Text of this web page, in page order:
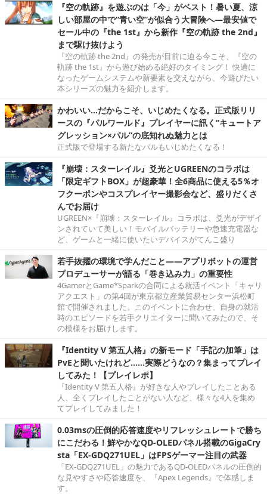
『空の軌跡』を遊ぶのは「今」がベスト！暑い夏、涼
しい部屋の中で“青い空”が似合う大冒険へ―最安値で
セール中の『the 1st』から新作『空の軌跡 the 2nd』
まで駆け抜けよう
『空の軌跡 the 2nd』の発売が目前に迫る今こそ、『空の
軌跡 the 1st』から遊び始める絶好のタイミング！ 快適に
なったゲームシステムや新要素を交えながら、今遊びたい
本シリーズの魅力を紹介します。
かわいい…だからこそ、いじめたくなる。正式版リリ
ースの『パルワールド』プレイヤーに訊く“キュートア
グレッション×パル”の底知れぬ魅力とは
正式版で登場する新たなパルもいじめたくなる！
『崩壊：スターレイル』爻光とUGREENのコラボは
「限定ギフトBOX」が超豪華！全6商品に使える5％オ
フクーポンやコスプレイヤー撮影会など、盛りだくさ
んでお届け
UGREEN×『崩壊：スターレイル』コラボは、爻光がデザイ
ンされていて美しい！モバイルバッテリーや急速充電器な
ど、ゲームと一緒に使いたいデバイスがてんこ盛り
若手抜擢の環境で学んだこと――アプリボットの運営
プロデューサーが語る「巻き込み力」の重要性
4GamerとGame*Sparkの合同による就活イベント「キャリ
アクエスト」の第4回が東京都立産業貿易センター浜松町
館で開催されました。このイベントに合わせ、自身の就活
時のエピソードを若手クリエイターに聞いてみたので、そ
の模様をお届けします。
『Identity V 第五人格』の新モード「手記の加筆」は
PvEと聞いたけれど……実際どうなの？集まってプレイ
してみた！【プレイレポ】
『Identity V 第五人格』が好きな人やプレイしたことある
人、全くプレイしたことがない人など、様々な4人を集め
てプレイしてみました！
0.03msの圧倒的応答速度やリフレッシュレートで勝ち
にこだわる！鮮やかなQD-OLEDパネル搭載のGigaCry
sta「EX-GDQ271UEL」はFPSゲーマー注目の武器
「EX-GDQ271UEL」の魅力であるQD-OLEDパネルの圧倒的
な見やすさや応答速度を、『Apex Legends』で体感しま
す。